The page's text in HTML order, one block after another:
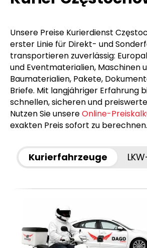
Unsere Preise Kurierdienst
erster Linie für Direkt- und
transportieren zuverlässig:
und Eventmaterialien, Maschinen
Baumaterialien, Pakete,
Briefe. Mit langjähriger Erfahrung
schnellen, sicheren und
Nutzen Sie unsereOnline-
exakten Preis sofort zu berechnen.
Kurierfahrzeuge